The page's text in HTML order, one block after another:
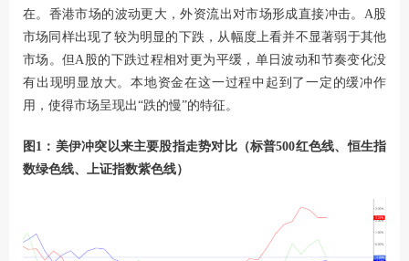
在。香港市场的波动更大，外资流出对市场形成直接冲击。A股
市场同样出现了较为明显的下跌，从幅度上看并不显著弱于其他
市场。但A股的下跌过程相对更为平缓，单日波动和节奏变化没
有出现明显放大。本地资金在这一过程中起到了一定的缓冲作
用，使得市场呈现出“跌的慢”的特征。
图1：美伊冲突以来主要股指走势对比（标普500红色线、恒生指
数绿色线、上证指数紫色线）